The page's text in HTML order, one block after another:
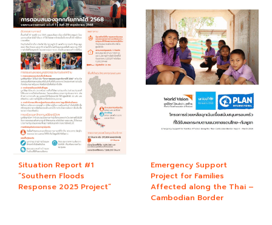
Situation Report #1
“Southern Floods
Response 2025 Project”
Emergency Support
Project for Families
Affected along the Thai –
Cambodian Border